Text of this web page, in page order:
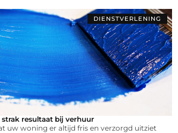
DIENSTVERLENING
resultaat bij verhuur
uw woning er altijd fris en verzorgd uitziet